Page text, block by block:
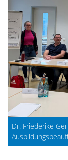
Dr. Friederike